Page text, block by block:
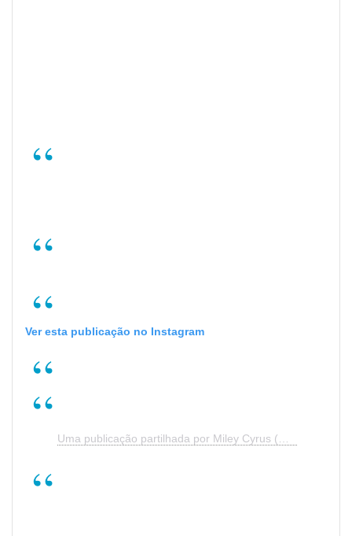
Ver esta publicação no Instagram
Uma publicação partilhada por Miley Cyrus (@mileycyrus)